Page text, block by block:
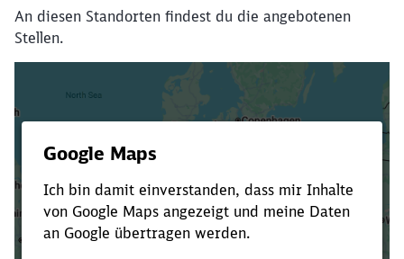
An diesen Standorten findest du die angebotenen
Stellen.